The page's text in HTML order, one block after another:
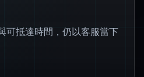
可抵達時間，仍以客服當下